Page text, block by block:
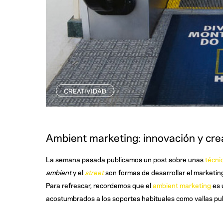
CREATIVIDAD
Ambient marketing: innovación y
La semana pasada publicamos un post sobre unas
ambienty el streetson formas de desarrollar el
Para refrescar, recordemos que elambient marketinges
acostumbrados a los soportes habituales como vallas